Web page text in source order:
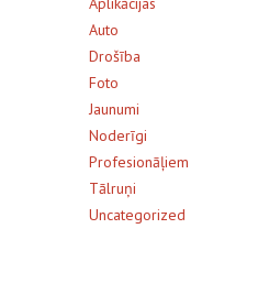
Auto
Drošība
Foto
Jaunumi
Noderīgi
Profesionāļiem
Tālruņi
Uncategorized